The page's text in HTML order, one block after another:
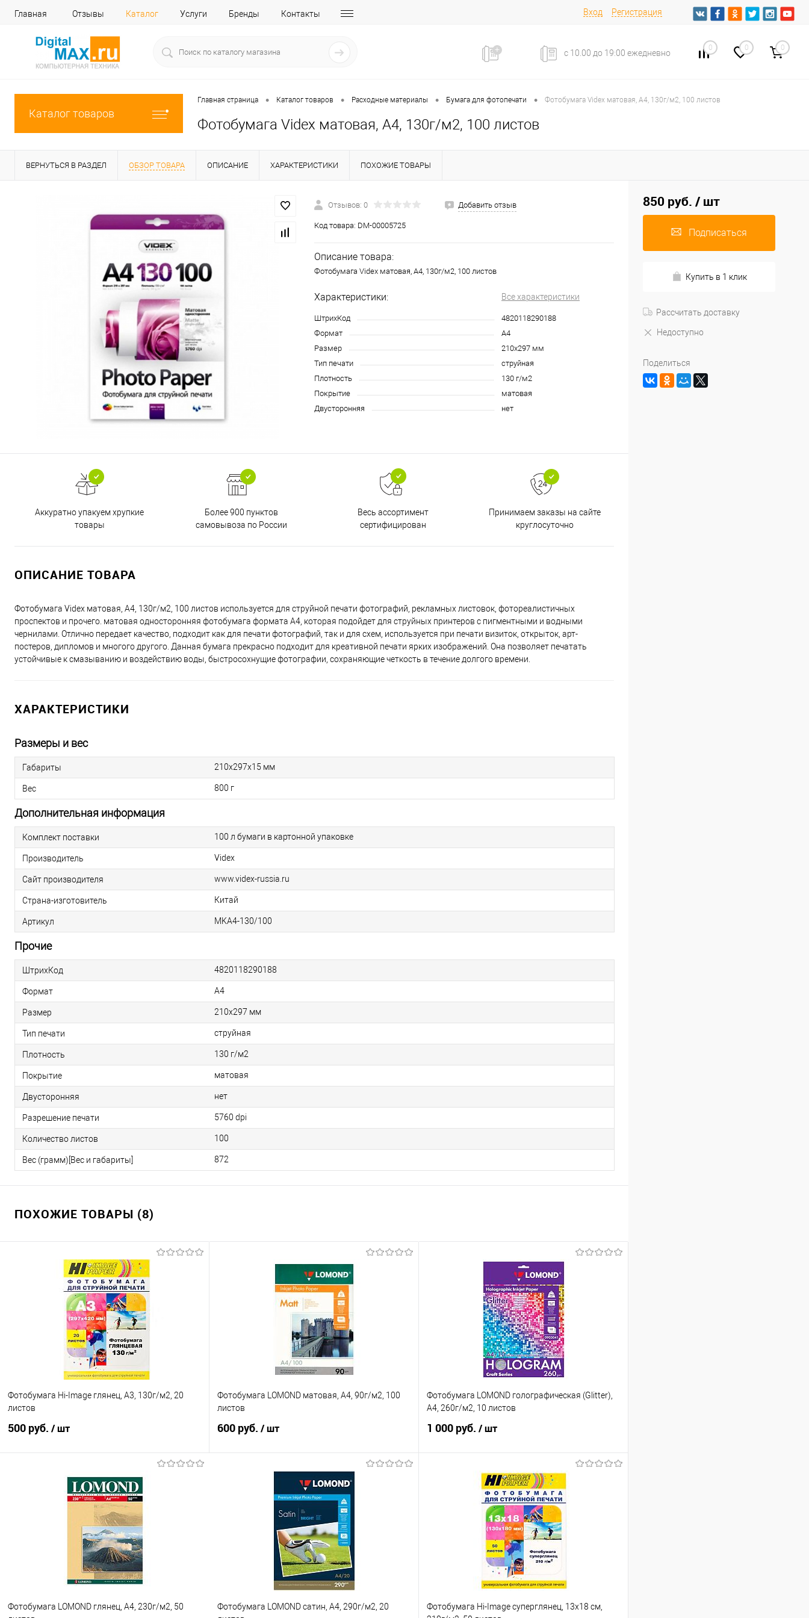
Главная Отзывы Каталог Услуги Бренды Контакты Вход Регистрация
с 10.00 до 19:00 ежедневно
0 0 0
Каталог товаров
Главная страница • Каталог товаров • Расходные материалы • Бумага для фотопечати • Фотобумага Videx матовая, А4, 130г/м2, 100 листов
Фотобумага Videx матовая, А4, 130г/м2, 100 листов
ВЕРНУТЬСЯ В РАЗДЕЛ ОБЗОР ТОВАРА ОПИСАНИЕ ХАРАКТЕРИСТИКИ ПОХОЖИЕ ТОВАРЫ
Отзывов: 0 Добавить отзыв
Код товара: DM-00005725
Описание товара:
Фотобумага Videx матовая, А4, 130г/м2, 100 листов
Характеристики: Все характеристики
ШтрихКод
4820118290188
Формат
A4
Размер
210х297 мм
Тип печати
струйная
Плотность
130 г/м2
Покрытие
матовая
Двусторонняя
нет
Аккуратно упакуем хрупкие
товары
Более 900 пунктов
самовывоза по России
Весь ассортимент
сертифицирован
Принимаем заказы на сайте
круглосуточно
ОПИСАНИЕ ТОВАРА
Фотобумага Videx матовая, А4, 130г/м2, 100 листов используется для струйной печати фотографий, рекламных листовок, фотореалистичных
проспектов и прочего. матовая односторонняя фотобумага формата А4, которая подойдет для струйных принтеров с пигментными и водными
чернилами. Отлично передает качество, подходит как для печати фотографий, так и для схем, используется при печати визиток, открыток, арт-
постеров, дипломов и многого другого. Данная бумага прекрасно подходит для креативной печати ярких изображений. Она позволяет печатать
устойчивые к смазыванию и воздействию воды, быстросохнущие фотографии, сохраняющие четкость в течение долгого времени.
ХАРАКТЕРИСТИКИ
Размеры и вес
Габариты 210х297х15 мм
Вес 800 г
Дополнительная информация
Комплект поставки 100 л бумаги в картонной упаковке
Производитель Videx
Сайт производителя www.videx-russia.ru
Страна-изготовитель Китай
Артикул MKA4-130/100
Прочие
ШтрихКод 4820118290188
Формат A4
Размер 210х297 мм
Тип печати струйная
Плотность 130 г/м2
Покрытие матовая
Двусторонняя нет
Разрешение печати 5760 dpi
Количество листов 100
Вес (грамм)[Вес и габариты] 872
ПОХОЖИЕ ТОВАРЫ (8)
Фотобумага Hi-Image глянец, А3, 130г/м2, 20
листов
500 руб. / шт
В корзину
Купить в 1 клик
Сравнение
В наличии
Фотобумага LOMOND матовая, А4, 90г/м2, 100
листов
600 руб. / шт
В корзину
Купить в 1 клик
Сравнение
В наличии
Фотобумага LOMOND голографическая (Glitter),
А4, 260г/м2, 10 листов
1 000 руб. / шт
В корзину
Купить в 1 клик
Сравнение
В наличии
Фотобумага LOMOND глянец, А4, 230г/м2, 50
Фотобумага LOMOND сатин, А4, 290г/м2, 20
Фотобумага Hi-Image суперглянец, 13x18 см,
850 руб. / шт
Подписаться
Купить в 1 клик
Рассчитать доставку
Недоступно
Поделиться